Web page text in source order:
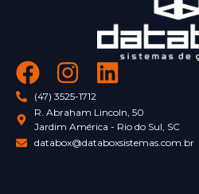
(47) 3525-1712
R. Abraham Lincoln, 50
Jardim América - Rio do Sul, SC
databox@databoxsistemas.com.br